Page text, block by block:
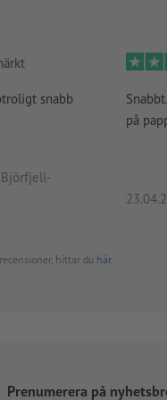
snabb
på
hittar du här.
Prenumerera på